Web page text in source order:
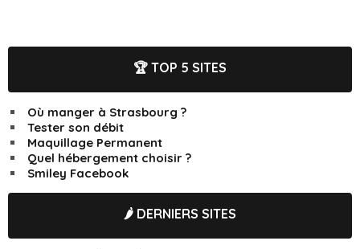
🏆 TOP 5 SITES
Où manger à Strasbourg ?
Tester son débit
Maquillage Permanent
Quel hébergement choisir ?
Smiley Facebook
🌶️ DERNIERS SITES